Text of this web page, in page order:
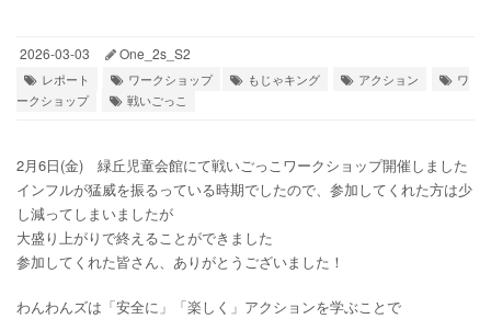
2026-03-03 One_2s_S2
レポート ワークショップ もじゃキング アクション
ワ
ークショップ
戦いごっこ
2月6日(金) 緑丘児童会館にて戦いごっこワークショップ開催しました
インフルが猛威を振るっている時期でしたので、参加してくれた方は少
し減ってしまいましたが
大盛り上がりで終えることができました
参加してくれた皆さん、ありがとうございました！
わんわんズは「安全に」「楽しく」アクションを学ぶことで